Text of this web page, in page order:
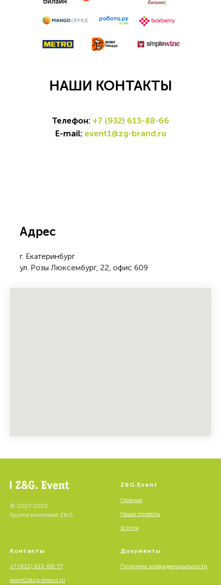
НАШИ КОНТАКТЫ
Телефон: +7 (932) 613-88-66
E-mail: event1@zg-brand.ru
Адрес
г. Екатеринбург
ул. Розы Люксембург, 22, офис 609
© 2007-2023
Группа компаний Z&G
Z&G.Event
Главная
Наши проекты
Услуги
Контакты
+7 (932) 613-88-77
event2@zg-brand.ru
Документы
Политика конфиденциальности